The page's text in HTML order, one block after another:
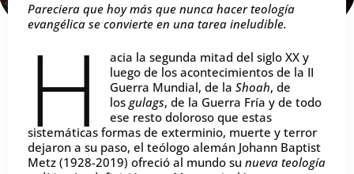
Pareciera que hoy más que nunca hacer teología
evangélica se convierte en una tarea ineludible.
H
acia la segunda mitad del siglo XX y
luego de los acontecimientos de la II
Guerra Mundial, de la Shoah, de
los gulags, de la Guerra Fría y de todo
ese resto doloroso que estas
sistemáticas formas de exterminio, muerte y terror
dejaron a su paso, el teólogo alemán Johann Baptist
Metz (1928-2019) ofreció al mundo su nueva teología